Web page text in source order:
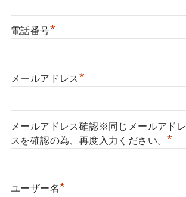
電話番号*
メールアドレス*
メールアドレス確認※同じメールアドレ
スを確認の為、再度入力ください。*
ユーザー名*